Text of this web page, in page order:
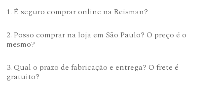
1. É seguro comprar online na Reisman?
2. Posso comprar na loja em São Paulo? O preço é o
mesmo?
3. Qual o prazo de fabricação e entrega? O frete é
gratuito?